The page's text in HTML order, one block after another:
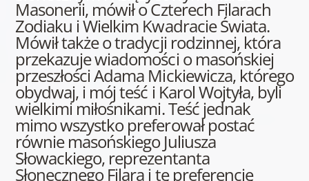
Masonerii, mówił o Czterech Filarach
Zodiaku i Wielkim Kwadracie Świata.
Mówił także o tradycji rodzinnej, która
przekazuje wiadomości o masońskiej
przeszłości Adama Mickiewicza, którego
obydwaj, i mój teść i Karol Wojtyła, byli
wielkimi miłośnikami. Teść jednak
mimo wszystko preferował postać
równie masońskiego Juliusza
Słowackiego, reprezentanta
Słonecznego Filara i tę preferencję